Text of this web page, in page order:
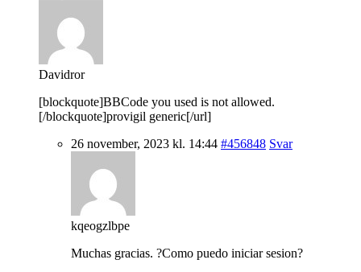
Davidror
[blockquote]BBCode you used is not allowed.
[/blockquote]provigil generic[/url]
26 november, 2023 kl. 14:44 #456848 Svar
kqeogzlbpe
Muchas gracias. ?Como puedo iniciar sesion?